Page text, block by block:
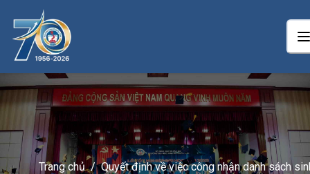
Trang chủ / Quyết định về việc công nhận danh sách